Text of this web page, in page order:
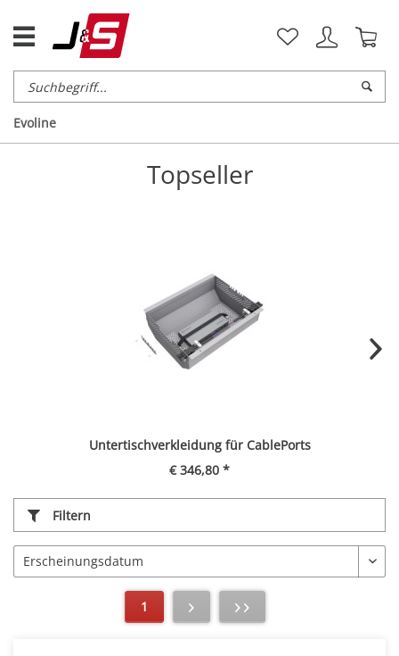
Evoline
Topseller
Untertischverkleidung für CablePorts
€ 346,80 *
Filtern
1